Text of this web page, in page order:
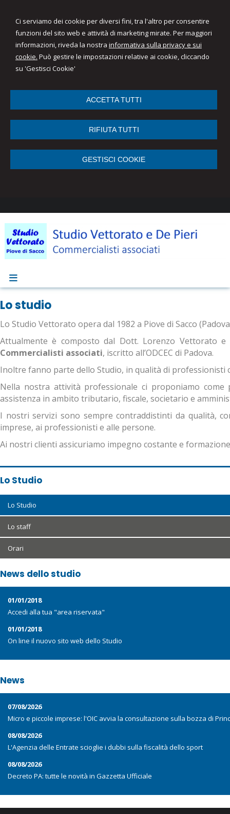
Ci serviamo dei cookie per diversi fini, tra l'altro per consentire
funzioni del sito web e attività di marketing mirate. Per maggiori
informazioni, riveda la nostra informativa sulla privacy e sui
cookie. Può gestire le impostazioni relative ai cookie, cliccando
su 'Gestisci Cookie'
ACCETTA TUTTI
RIFIUTA TUTTI
GESTISCI COOKIE
Lo studio
Lo Studio Vettorato opera dal 1982 a Piove di Sacco
Attualmente è composto dal Dott. Lorenzo Vettorato
Commercialisti associati, iscritto all’ODCEC di Padova.
Inoltre fanno parte dello Studio, in qualità di professionisti
Nella nostra attività professionale ci proponiamo
assistenza in ambito tributario, fiscale, societario e
I nostri servizi sono sempre contraddistinti da qualità,
imprese, ai professionisti e alle persone.
Ai nostri clienti assicuriamo impegno costante e
Lo Studio
Lo Studio
Lo staff
Orari
News dello studio
01/01/2018
Accedi alla tua "area riservata"
01/01/2018
On line il nuovo sito web dello Studio
News
07/08/2026
Micro e piccole imprese: l'OIC avvia la consultazione sulla bozza di
08/08/2026
L'Agenzia delle Entrate scioglie i dubbi sulla fiscalità dello sport
08/08/2026
Decreto PA: tutte le novità in Gazzetta Ufficiale